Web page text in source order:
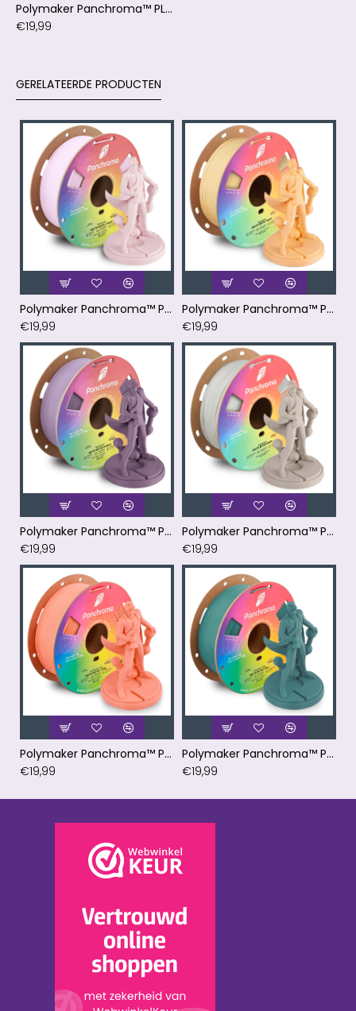
Polymaker Panchroma™ PLA Matte Muted Mauve Filament
€19,99
GERELATEERDE PRODUCTEN
Polymaker Panchroma™ PLA Matte Pastel Candy
€19,99
Polymaker Panchroma™ PLA Matte Pastel Peach Filament
€19,99
Polymaker Panchroma™ PLA Matte Muted Purple Filament
€19,99
Polymaker Panchroma™ PLA Matte Muted White Filament
€19,99
Polymaker Panchroma™ PLA Matte Pastel Coral Filament
€19,99
Polymaker Panchroma™ PLA Matte Muted Teal Filament
€19,99